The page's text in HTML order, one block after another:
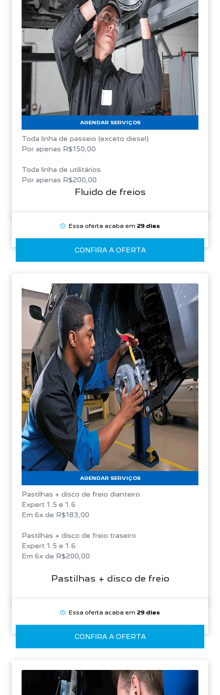
Fluido de freios
AGENDAR SERVIÇOS
Toda linha de passeio (exceto diesel)
Por apenas R$150,00
Toda linha de utilitários
Por apenas R$200,00
Essa oferta acaba em 29 dias
CONFIRA A OFERTA
Pastilhas + disco de freio
AGENDAR SERVIÇOS
Pastilhas + disco de freio dianteiro
Expert 1.5 e 1.6
Em 6x de R$183,00
Pastilhas + disco de freio traseiro
Expert 1.5 e 1.6
Em 6x de R$200,00
Essa oferta acaba em 29 dias
CONFIRA A OFERTA